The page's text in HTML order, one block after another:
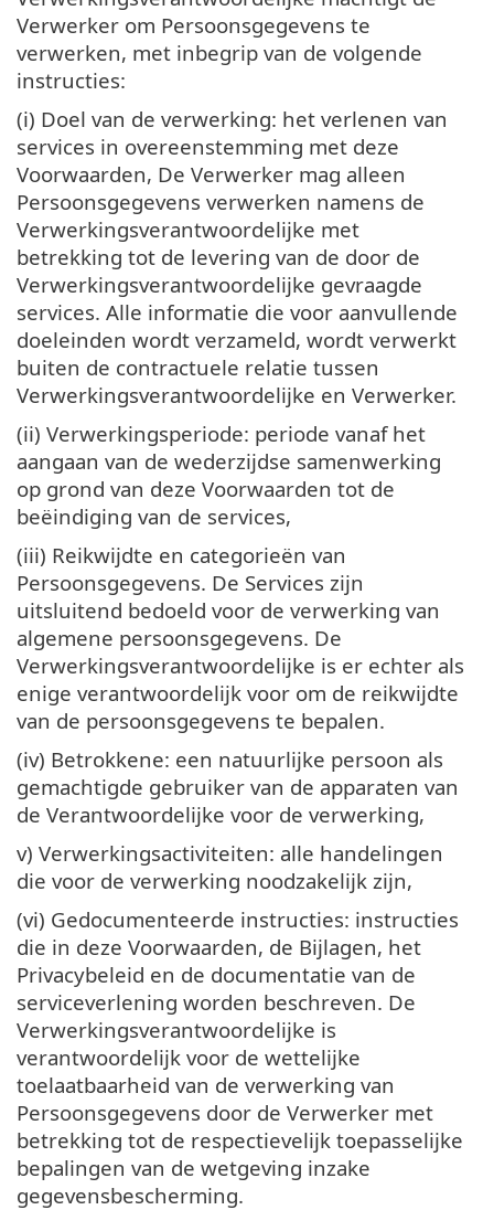
Verwerker om Persoonsgegevens te
verwerken, met inbegrip van de volgende
instructies:
(i) Doel van de verwerking: het verlenen van
services in overeenstemming met deze
Voorwaarden, De Verwerker mag alleen
Persoonsgegevens verwerken namens de
Verwerkingsverantwoordelijke met
betrekking tot de levering van de door de
Verwerkingsverantwoordelijke gevraagde
services. Alle informatie die voor aanvullende
doeleinden wordt verzameld, wordt verwerkt
buiten de contractuele relatie tussen
Verwerkingsverantwoordelijke en Verwerker.
(ii) Verwerkingsperiode: periode vanaf het
aangaan van de wederzijdse samenwerking
op grond van deze Voorwaarden tot de
beëindiging van de services,
(iii) Reikwijdte en categorieën van
Persoonsgegevens. De Services zijn
uitsluitend bedoeld voor de verwerking van
algemene persoonsgegevens. De
Verwerkingsverantwoordelijke is er echter als
enige verantwoordelijk voor om de reikwijdte
van de persoonsgegevens te bepalen.
(iv) Betrokkene: een natuurlijke persoon als
gemachtigde gebruiker van de apparaten van
de Verantwoordelijke voor de verwerking,
v) Verwerkingsactiviteiten: alle handelingen
die voor de verwerking noodzakelijk zijn,
(vi) Gedocumenteerde instructies: instructies
die in deze Voorwaarden, de Bijlagen, het
Privacybeleid en de documentatie van de
serviceverlening worden beschreven. De
Verwerkingsverantwoordelijke is
verantwoordelijk voor de wettelijke
toelaatbaarheid van de verwerking van
Persoonsgegevens door de Verwerker met
betrekking tot de respectievelijk toepasselijke
bepalingen van de wetgeving inzake
gegevensbescherming.